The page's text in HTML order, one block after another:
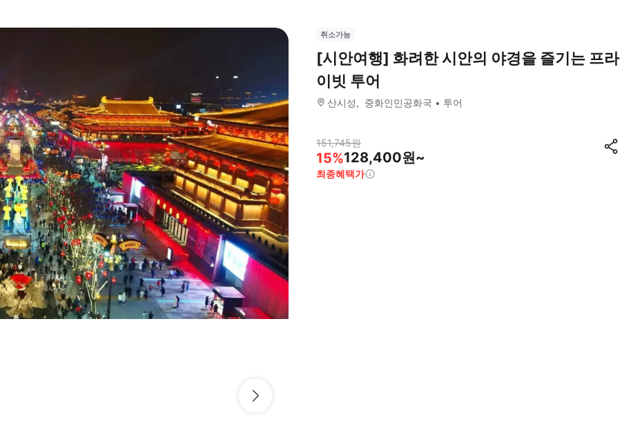
취소가능
[시안여행] 화려한 시안의 야경을 즐기는 프라
이빗 투어
산시성 중화인민공화국 투어
151,745원
15%128,400원~
최종혜택가